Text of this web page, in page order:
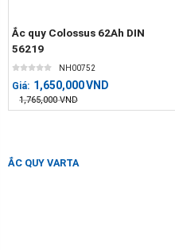
Ắc quy Colossus 62Ah DIN
56219
NH00752
Giá: 1,650,000VND
1,765,000 VND
ẮC QUY VARTA